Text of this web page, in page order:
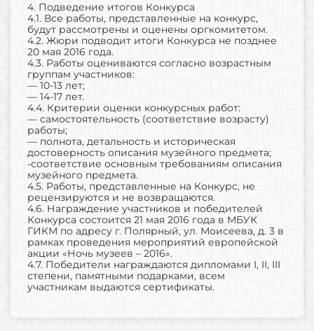
4. Подведение итогов Конкурса
4.1. Все работы, представленные на конкурс,
будут рассмотрены и оценены оргкомитетом.
4.2. Жюри подводит итоги Конкурса не позднее
20 мая 2016 года.
4.3. Работы оцениваются согласно возрастным
группам участников:
— 10-13 лет;
— 14-17 лет.
4.4. Критерии оценки конкурсных работ:
— самостоятельность (соответствие возрасту)
работы;
— полнота, детальность и историческая
достоверность описания музейного предмета;
-соответствие основным требованиям описания
музейного предмета.
4.5. Работы, представленные на Конкурс, не
рецензируются и не возвращаются.
4.6. Награждение участников и победителей
Конкурса состоится 21 мая 2016 года в МБУК
ГИКМ по адресу г. Полярный, ул. Моисеева, д. 3 в
рамках проведения мероприятий европейской
акции «Ночь музеев – 2016».
4.7. Победители награждаются дипломами I, II, III
степени, памятными подарками, всем
участникам выдаются сертификаты.